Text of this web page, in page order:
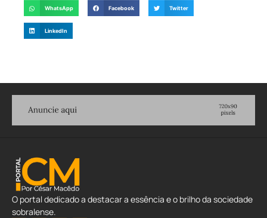
WhatsApp Facebook Twitter
LinkedIn
O portal dedicado a destacar a essência e o brilho da sociedade
sobralense.